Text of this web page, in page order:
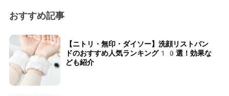
おすすめ記事
【ニトリ・無印・ダイソー】洗顔リストバン
ドのおすすめ人気ランキング10選！効果な
ども紹介